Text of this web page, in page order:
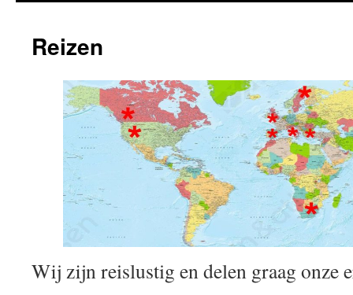
Reizen
Wij zijn reislustig en delen graag onze